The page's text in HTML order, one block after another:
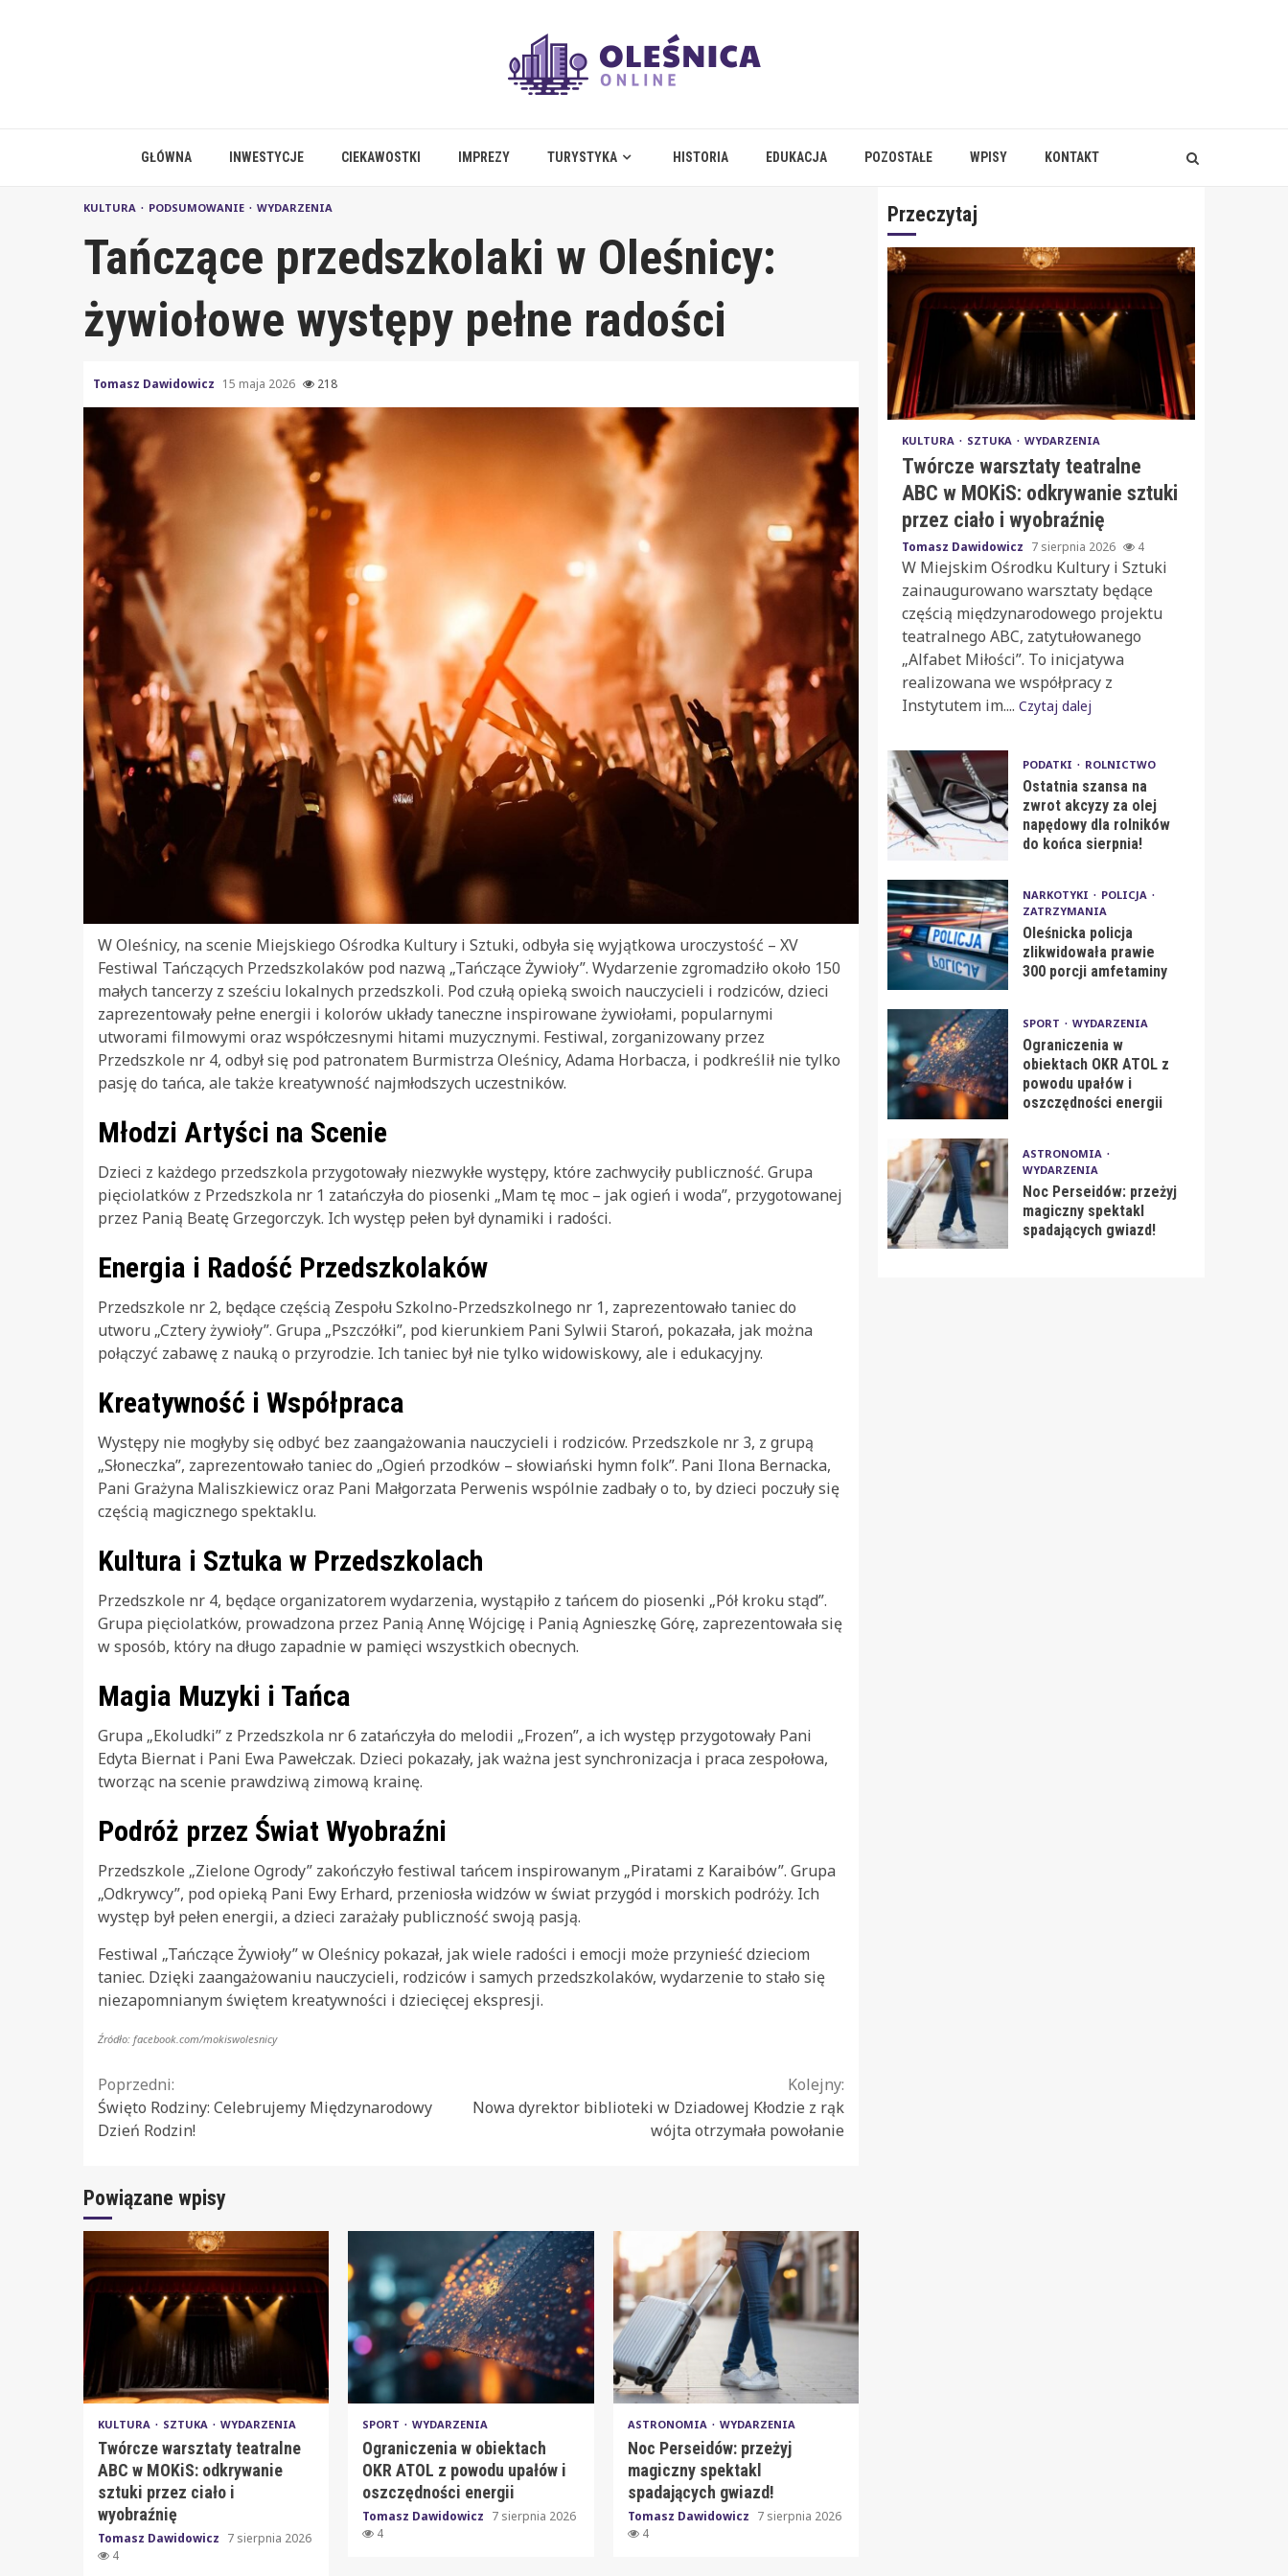
GŁÓWNA INWESTYCJE CIEKAWOSTKI IMPREZY TURYSTYKA HISTORIA EDUKACJA POZOSTAŁE WPISY KONTAKT
KULTURA PODSUMOWANIE WYDARZENIA
Tańczące przedszkolaki w Oleśnicy:
żywiołowe występy pełne radości
Tomasz Dawidowicz 15 maja 2026 218
W Oleśnicy, na scenie Miejskiego Ośrodka Kultury i Sztuki, odbyła się wyjątkowa uroczystość – XV
Festiwal Tańczących Przedszkolaków pod nazwą „Tańczące Żywioły”. Wydarzenie zgromadziło około 150
małych tancerzy z sześciu lokalnych przedszkoli. Pod czułą opieką swoich nauczycieli i rodziców, dzieci
zaprezentowały pełne energii i kolorów układy taneczne inspirowane żywiołami, popularnymi
utworami filmowymi oraz współczesnymi hitami muzycznymi. Festiwal, zorganizowany przez
Przedszkole nr 4, odbył się pod patronatem Burmistrza Oleśnicy, Adama Horbacza, i podkreślił nie tylko
pasję do tańca, ale także kreatywność najmłodszych uczestników.
Młodzi Artyści na Scenie
Dzieci z każdego przedszkola przygotowały niezwykłe występy, które zachwyciły publiczność. Grupa
pięciolatków z Przedszkola nr 1 zatańczyła do piosenki „Mam tę moc – jak ogień i woda”, przygotowanej
przez Panią Beatę Grzegorczyk. Ich występ pełen był dynamiki i radości.
Energia i Radość Przedszkolaków
Przedszkole nr 2, będące częścią Zespołu Szkolno-Przedszkolnego nr 1, zaprezentowało taniec do
utworu „Cztery żywioły”. Grupa „Pszczółki”, pod kierunkiem Pani Sylwii Staroń, pokazała, jak można
połączyć zabawę z nauką o przyrodzie. Ich taniec był nie tylko widowiskowy, ale i edukacyjny.
Kreatywność i Współpraca
Występy nie mogłyby się odbyć bez zaangażowania nauczycieli i rodziców. Przedszkole nr 3, z grupą
„Słoneczka”, zaprezentowało taniec do „Ogień przodków – słowiański hymn folk”. Pani Ilona Bernacka,
Pani Grażyna Maliszkiewicz oraz Pani Małgorzata Perwenis wspólnie zadbały o to, by dzieci poczuły się
częścią magicznego spektaklu.
Kultura i Sztuka w Przedszkolach
Przedszkole nr 4, będące organizatorem wydarzenia, wystąpiło z tańcem do piosenki „Pół kroku stąd”.
Grupa pięciolatków, prowadzona przez Panią Annę Wójcigę i Panią Agnieszkę Górę, zaprezentowała się
w sposób, który na długo zapadnie w pamięci wszystkich obecnych.
Magia Muzyki i Tańca
Grupa „Ekoludki” z Przedszkola nr 6 zatańczyła do melodii „Frozen”, a ich występ przygotowały Pani
Edyta Biernat i Pani Ewa Pawełczak. Dzieci pokazały, jak ważna jest synchronizacja i praca zespołowa,
tworząc na scenie prawdziwą zimową krainę.
Podróż przez Świat Wyobraźni
Przedszkole „Zielone Ogrody” zakończyło festiwal tańcem inspirowanym „Piratami z Karaibów”. Grupa
„Odkrywcy”, pod opieką Pani Ewy Erhard, przeniosła widzów w świat przygód i morskich podróży. Ich
występ był pełen energii, a dzieci zarażały publiczność swoją pasją.
Festiwal „Tańczące Żywioły” w Oleśnicy pokazał, jak wiele radości i emocji może przynieść dzieciom
taniec. Dzięki zaangażowaniu nauczycieli, rodziców i samych przedszkolaków, wydarzenie to stało się
niezapomnianym świętem kreatywności i dziecięcej ekspresji.
Źródło: facebook.com/mokiswolesnicy
Continue
Reading
Poprzedni:
Święto Rodziny: Celebrujemy Międzynarodowy
Dzień Rodzin!
Kolejny:
Nowa dyrektor biblioteki w Dziadowej Kłodzie z rąk
wójta otrzymała powołanie
Powiązane wpisy
KULTURA SZTUKA WYDARZENIA
Twórcze warsztaty teatralne
ABC w MOKiS: odkrywanie
sztuki przez ciało i
wyobraźnię
Tomasz Dawidowicz 7 sierpnia 2026
4
SPORT WYDARZENIA
Ograniczenia w obiektach
OKR ATOL z powodu upałów i
oszczędności energii
Tomasz Dawidowicz 7 sierpnia 2026
4
ASTRONOMIA WYDARZENIA
Noc Perseidów: przeżyj
magiczny spektakl
spadających gwiazd!
Tomasz Dawidowicz 7 sierpnia 2026
4
Przeczytaj
KULTURA SZTUKA WYDARZENIA
Twórcze warsztaty teatralne
ABC w MOKiS: odkrywanie sztuki
przez ciało i wyobraźnię
Tomasz Dawidowicz 7 sierpnia 2026 4
W Miejskim Ośrodku Kultury i Sztuki
zainaugurowano warsztaty będące
częścią międzynarodowego projektu
teatralnego ABC, zatytułowanego
„Alfabet Miłości”. To inicjatywa
realizowana we współpracy z
Instytutem im.... Czytaj dalej
PODATKI ROLNICTWO
Ostatnia szansa na
zwrot akcyzy za olej
napędowy dla rolników
do końca sierpnia!
NARKOTYKI
POLICJA
ZATRZYMANIA
Oleśnicka policja
zlikwidowała prawie
300 porcji amfetaminy
SPORT WYDARZENIA
Ograniczenia w
obiektach OKR ATOL z
powodu upałów i
oszczędności energii
ASTRONOMIA
WYDARZENIA
Noc Perseidów: przeżyj
magiczny spektakl
spadających gwiazd!